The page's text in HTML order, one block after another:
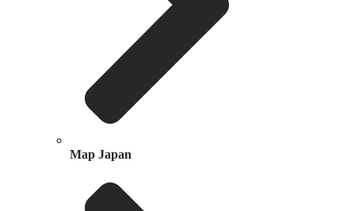
Map Japan